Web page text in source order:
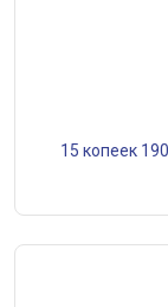
15 копеек